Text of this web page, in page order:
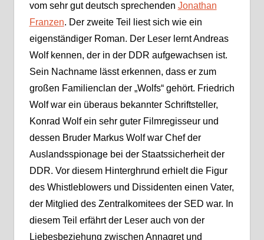
vom sehr gut deutsch sprechenden Jonathan
Franzen. Der zweite Teil liest sich wie ein
eigenständiger Roman. Der Leser lernt Andreas
Wolf kennen, der in der DDR aufgewachsen ist.
Sein Nachname lässt erkennen, dass er zum
großen Familienclan der „Wolfs“ gehört. Friedrich
Wolf war ein überaus bekannter Schriftsteller,
Konrad Wolf ein sehr guter Filmregisseur und
dessen Bruder Markus Wolf war Chef der
Auslandsspionage bei der Staatssicherheit der
DDR. Vor diesem Hinterghrund erhielt die Figur
des Whistleblowers und Dissidenten einen Vater,
der Mitglied des Zentralkomitees der SED war. In
diesem Teil erfährt der Leser auch von der
Liebesbeziehung zwischen Annagret und